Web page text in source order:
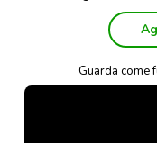
Guarda come